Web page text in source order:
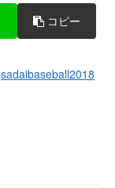
コピー
sadaibaseball2018